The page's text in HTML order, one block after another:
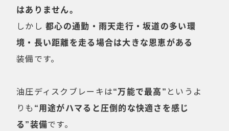
はありません。
しかし都心の通勤・雨天走行・坂道の多い環
境・長い距離を走る場合は大きな恩恵がある
装備です。
油圧ディスクブレーキは“万能で最高” というよ
りも “用途がハマると圧倒的な快適さを感じ
る”装備です。